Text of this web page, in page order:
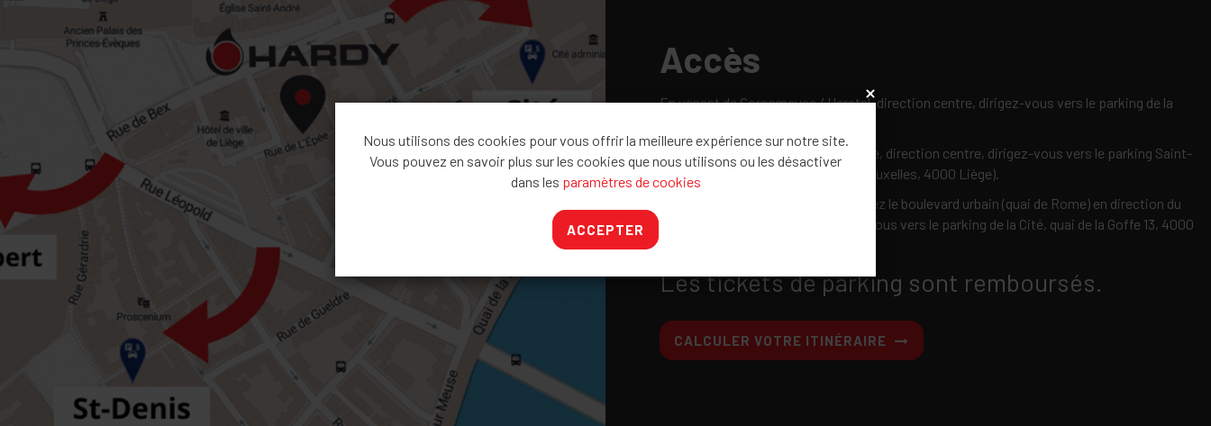
Accès
En venant de Coronmeuse / Herstal, direction centre, dirigez-vous vers le parking de la
En venant de l'A602, sortie Burenville, direction centre, dirigez-vous vers le parking Saint-
Lambert (entrée du parking rue de Bruxelles, 4000 Liège).
En venant du Pont de Fragnée, prenez le boulevard urbain (quai de Rome) en direction du
centre. Longez la Meuse et dirigez-vous vers le parking de la Cité, quai de la Goffe 13, 4000
Les tickets de parking sont remboursés.
CALCULER VOTRE ITINÉRAIRE
x
Nous utilisons des cookies pour vous offrir la meilleure expérience sur notre site.
Vous pouvez en savoir plus sur les cookies que nous utilisons ou les désactiver
dans les paramètres de cookies
ACCEPTER